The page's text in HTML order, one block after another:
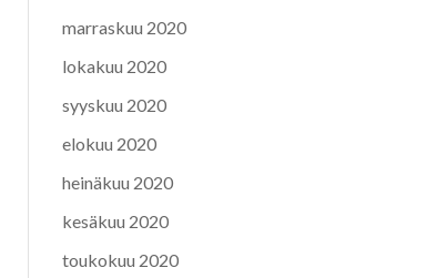
marraskuu 2020
lokakuu 2020
syyskuu 2020
elokuu 2020
heinäkuu 2020
kesäkuu 2020
toukokuu 2020